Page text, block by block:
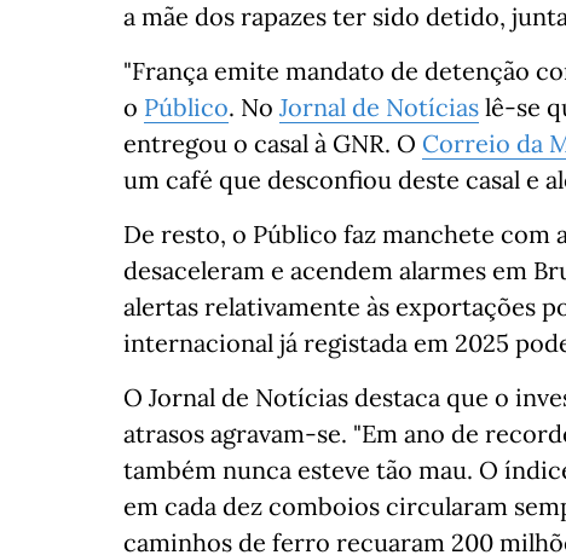
a mãe dos rapazes ter sido detido,
"França emite mandato de detenção
o Público. No Jornal de Notícias lê-se
entregou o casal à GNR. O Correio da
um café que desconfiou deste casal e
De resto, o Público faz manchete com
desaceleram e acendem alarmes em
alertas relativamente às exportações
internacional já registada em 2025
O Jornal de Notícias destaca que o
atrasos agravam-se. "Em ano de
também nunca esteve tão mau. O
em cada dez comboios circularam
caminhos de ferro recuaram 200